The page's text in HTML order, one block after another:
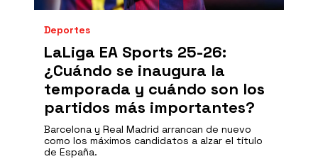
Deportes
LaLiga EA Sports 25-26:
¿Cuándo se inaugura la
temporada y cuándo son los
partidos más importantes?
Barcelona y Real Madrid arrancan de nuevo
como los máximos candidatos a alzar el título
de España.